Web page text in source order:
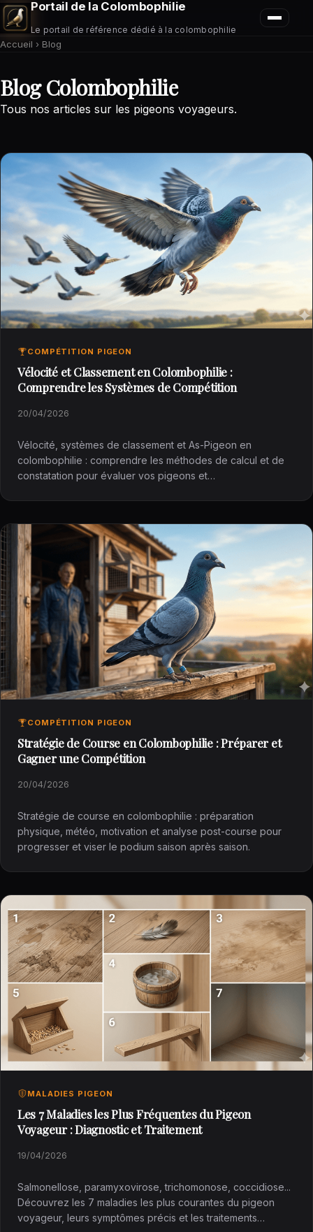
Portail de la Colombophilie
Le portail de référence dédié à la colombophilie
Accueil › Blog
Blog Colombophilie
Tous nos articles sur les pigeons voyageurs.
COMPÉTITION PIGEON
Vélocité et Classement en Colombophilie :
Comprendre les Systèmes de Compétition
20/04/2026
Vélocité, systèmes de classement et As-Pigeon en
colombophilie : comprendre les méthodes de calcul et de
constatation pour évaluer vos pigeons et…
COMPÉTITION PIGEON
Stratégie de Course en Colombophilie : Préparer et
Gagner une Compétition
20/04/2026
Stratégie de course en colombophilie : préparation
physique, météo, motivation et analyse post-course pour
progresser et viser le podium saison après saison.
MALADIES PIGEON
Les 7 Maladies les Plus Fréquentes du Pigeon
Voyageur : Diagnostic et Traitement
19/04/2026
Salmonellose, paramyxovirose, trichomonose, coccidiose...
Découvrez les 7 maladies les plus courantes du pigeon
voyageur, leurs symptômes précis et les traitements